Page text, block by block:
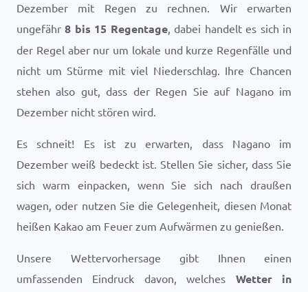
Dezember mit Regen zu rechnen. Wir erwarten
ungefähr8 bis 15 Regentage, dabei handelt es sich in
der Regel aber nur um lokale und kurze Regenfälle und
nicht um Stürme mit viel Niederschlag. Ihre Chancen
stehen also gut, dass der Regen Sie auf Nagano im
Dezember nicht stören wird.
Es schneit! Es ist zu erwarten, dass Nagano im
Dezember weiß bedeckt ist. Stellen Sie sicher, dass Sie
sich warm einpacken, wenn Sie sich nach draußen
wagen, oder nutzen Sie die Gelegenheit, diesen Monat
heißen Kakao am Feuer zum Aufwärmen zu genießen.
Unsere Wettervorhersage gibt Ihnen einen
umfassenden Eindruck davon, welches Wetter in